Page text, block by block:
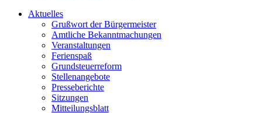
Aktuelles
Grußwort der Bürgermeister
Amtliche Bekanntmachungen
Veranstaltungen
Ferienspaß
Grundsteuerreform
Stellenangebote
Presseberichte
Sitzungen
Mitteilungsblatt